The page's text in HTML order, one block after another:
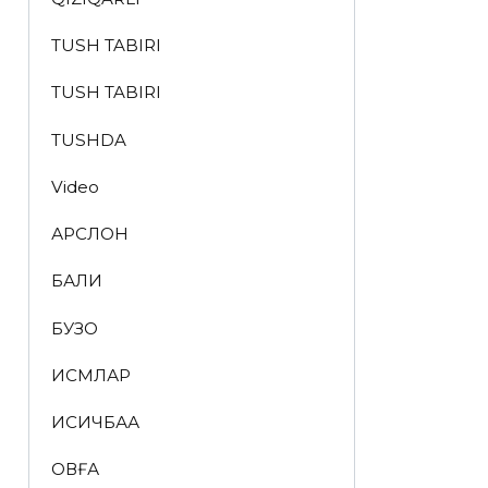
TUSH TABIRI
TUSH TABIRI
TUSHDA
Video
АРСЛОН
БАЛИҚ
БУЗОҚ
ИСМЛАР
ҚИСҚИЧБАҚА
ҚОВҒА